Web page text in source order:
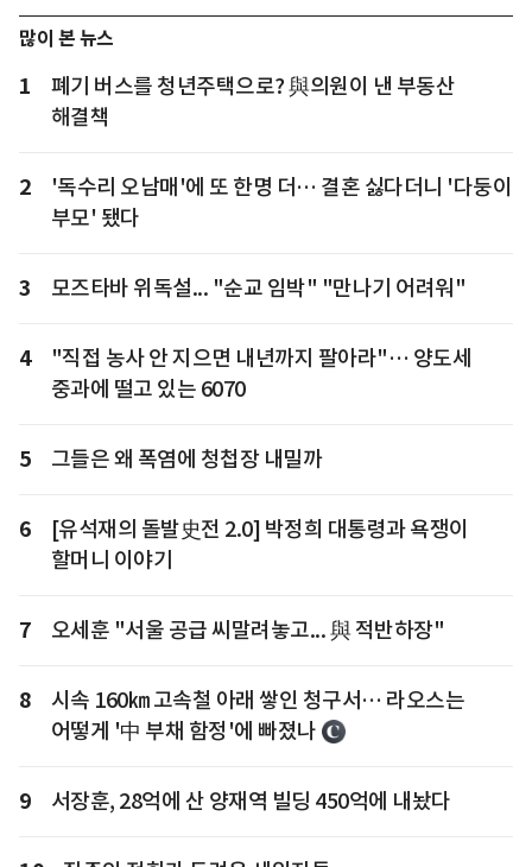
많이 본 뉴스
1
폐기 버스를 청년주택으로? 與의원이 낸 부동산
해결책
2
'독수리 오남매'에 또 한명 더… 결혼 싫다더니 '다둥이
부모' 됐다
3 모즈타바 위독설... "순교 임박" "만나기 어려워"
4
"직접 농사 안 지으면 내년까지 팔아라"… 양도세
중과에 떨고 있는 6070
5 그들은 왜 폭염에 청첩장 내밀까
6
[유석재의 돌발史전 2.0] 박정희 대통령과 욕쟁이
할머니 이야기
7 오세훈 "서울 공급 씨말려놓고... 與 적반하장"
8
시속 160㎞ 고속철 아래 쌓인 청구서… 라오스는
어떻게 '中 부채 함정'에 빠졌나
9 서장훈, 28억에 산 양재역 빌딩 450억에 내놨다